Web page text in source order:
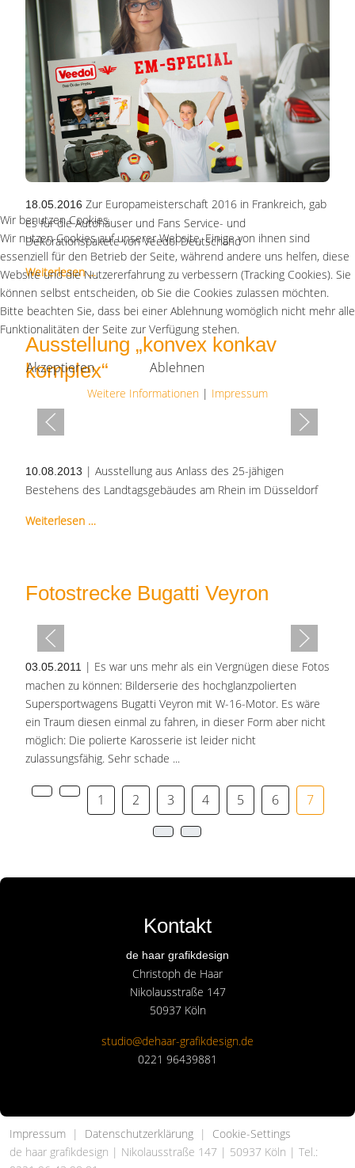
18.05.2016 Zur Europameisterschaft 2016 in Frankreich, gab
es für die Autohäuser und Fans Service- und
Dekorationspakete von Veedol Deutschand
Weiterlesen …
Ausstellung „konvex konkav
komplex“
10.08.2013 | Ausstellung aus Anlass des 25-jähigen
Bestehens des Landtagsgebäudes am Rhein im Düsseldorf
Weiterlesen …
Fotostrecke Bugatti Veyron
03.05.2011
| Es war uns mehr als ein Vergnügen diese Fotos
machen zu können: Bilderserie des hochglanzpolierten
Supersportwagens Bugatti Veyron mit W-16-Motor. Es wäre
ein Traum diesen einmal zu fahren, in dieser Form aber nicht
möglich: Die polierte Karosserie ist leider nicht
zulassungsfähig. Sehr schade ...
1 2 3 4 5 6 7
Kontakt
de haar grafikdesign
Christoph de Haar
Nikolausstraße 147
50937 Köln
studio@dehaar-grafikdesign.de
0221 96439881
Impressum | Datenschutzerklärung | Cookie-Settings
de haar grafikdesign | Nikolausstraße 147 | 50937 Köln | Tel.:
Wir benutzen Cookies
Wir nutzen Cookies auf unserer Website. Einige von ihnen sind
essenziell für den Betrieb der Seite, während andere uns helfen, diese
Website und die Nutzererfahrung zu verbessern (Tracking Cookies). Sie
können selbst entscheiden, ob Sie die Cookies zulassen möchten.
Bitte beachten Sie, dass bei einer Ablehnung womöglich nicht mehr alle
Funktionalitäten der Seite zur Verfügung stehen.
Akzeptieren Ablehnen
Weitere Informationen | Impressum